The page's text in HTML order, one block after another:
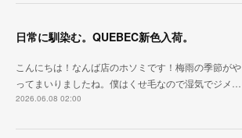
日常に馴染む。QUEBEC新色入荷。
こんにちは！なんば店のホソミです！梅雨の季節がや
ってまいりましたね。僕はくせ毛なので湿気でジメ…
2026.06.08 02:00